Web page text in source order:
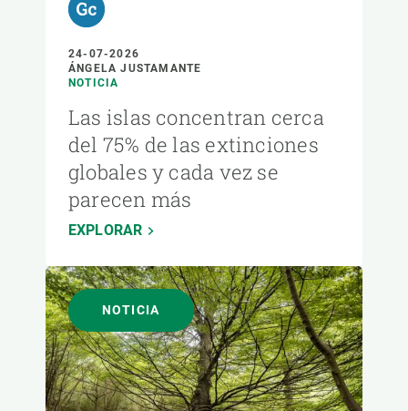
24-07-2026
ÁNGELA JUSTAMANTE
NOTICIA
Las islas concentran cerca
del 75% de las extinciones
globales y cada vez se
parecen más
EXPLORAR
NOTICIA